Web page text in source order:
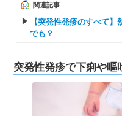
関連記事
【突発性発疹のすべて
でも？
突発性発疹で下痢や嘔